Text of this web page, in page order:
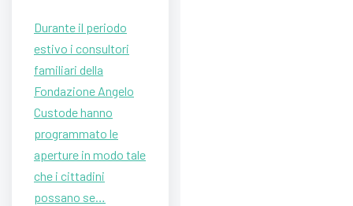
Durante il periodo
estivo i consultori
familiari della
Fondazione Angelo
Custode hanno
programmato le
aperture in modo tale
che i cittadini
possano se…